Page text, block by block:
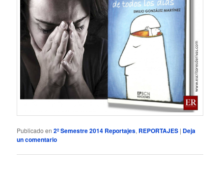
Publicado en 2º Semestre 2014 Reportajes, REPORTAJES | Deja
un comentario